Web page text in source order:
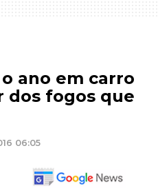
ano em carro
dos fogos que
06:05